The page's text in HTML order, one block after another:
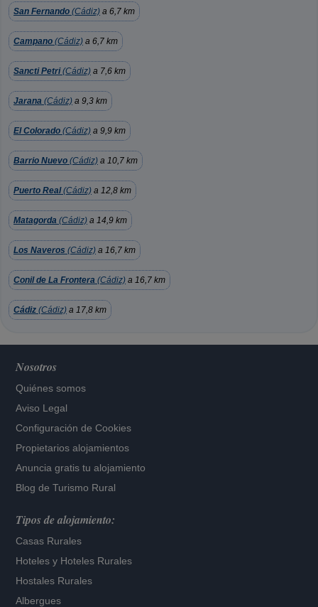
San Fernando (Cádiz) a 6,7 km
Campano (Cádiz) a 6,7 km
Sancti Petri(Cádiz) a 7,6 km
Jarana (Cádiz) a 9,3 km
El Colorado (Cádiz) a 9,9 km
Barrio Nuevo (Cádiz) a 10,7 km
Puerto Real(Cádiz) a 12,8 km
Matagorda (Cádiz) a 14,9 km
Los Naveros (Cádiz) a 16,7 km
Conil de La Frontera (Cádiz) a 16,7 km
Cádiz (Cádiz) a 17,8 km
Nosotros
Quiénes somos
Aviso Legal
Configuración de Cookies
Propietarios alojamientos
Anuncia gratis tu alojamiento
Blog de Turismo Rural
Tipos de alojamiento:
Casas Rurales
Hoteles y Hoteles Rurales
Hostales Rurales
Albergues